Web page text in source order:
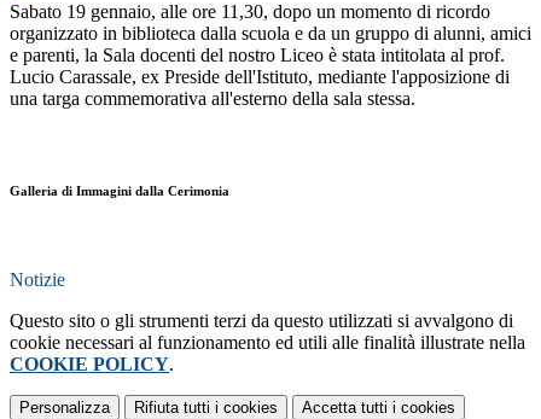
Sabato 19 gennaio, alle ore 11,30, dopo un momento di ricordo
organizzato in biblioteca dalla scuola e da un gruppo di alunni, amici
e parenti, la Sala docenti del nostro Liceo è stata intitolata al prof.
Lucio Carassale, ex Preside dell'Istituto, mediante l'apposizione di
una targa commemorativa all'esterno della sala stessa.
Galleria di Immagini dalla Cerimonia
Notizie
Questo sito o gli strumenti terzi da questo utilizzati si avvalgono di
cookie necessari al funzionamento ed utili alle finalità illustrate nella
COOKIE POLICY.
Personalizza Rifiuta tutti i cookies Accetta tutti i cookies